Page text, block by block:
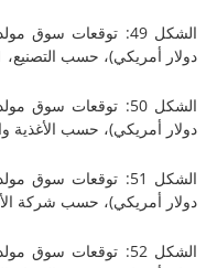
الشكل 49: توقعات سوق مولدات
حسب التصنيع، 2021-2034
الشكل 50: توقعات سوق مولدات
حسب الأغذية والمشروبات، 2021-
الشكل 51: توقعات سوق مولدات
حسب شركة الأدوية، 2021-2034
الشكل 52: توقعات سوق مولدات